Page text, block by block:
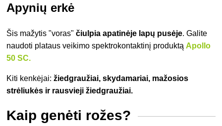
Apynių erkė
Šis mažytis "voras"čiulpia apatinėje lapų pusėje. Galite
naudoti plataus veikimo spektrokontaktinį produktą Apollo
50 SC.
Kiti kenkėjai:žiedgraužiai, skydamariai, mažosios
strėliukės ir rausvieji žiedgraužiai.
Kaip genėti rožes?